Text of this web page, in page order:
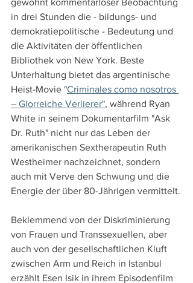
gewohnt kommentarloser Beobachtung
in drei Stunden die - bildungs- und
demokratiepolitische - Bedeutung und
die Aktivitäten der öffentlichen
Bibliothek von New York. Beste
Unterhaltung bietet das argentinische
Heist-Movie "Criminales como nosotros
– Glorreiche Verlierer", während Ryan
White in seinem Dokumentarfilm "Ask
Dr. Ruth" nicht nur das Leben der
amerikanischen Sextherapeutin Ruth
Westheimer nachzeichnet, sondern
auch mit Verve den Schwung und die
Energie der über 80-Jährigen vermittelt.
Beklemmend von der Diskriminierung
von Frauen und Transsexuellen, aber
auch von der gesellschaftlichen Kluft
zwischen Arm und Reich in Istanbul
erzählt Esen Isik in ihrem Episodenfilm